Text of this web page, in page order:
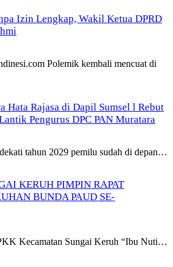
Izin Lengkap, Wakil Ketua DPRD
Polemik kembali mencuat di
Hata Rajasa di Dapil Sumsel l Rebut
Pengurus DPC PAN Muratara
tahun 2029 pemilu sudah di depan…
KERUH PIMPIN RAPAT
BUNDA PAUD SE-
Kecamatan Sungai Keruh “Ibu Nuti…